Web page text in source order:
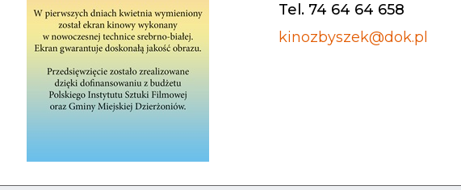
Tel. 74 64 64 658
kinozbyszek@dok.pl